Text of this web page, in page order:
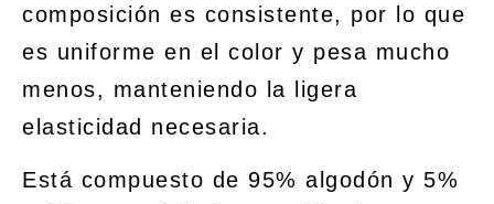
composición es consistente, por lo que
es uniforme en el color y pesa mucho
menos, manteniendo la ligera
elasticidad necesaria.
Está compuesto de 95% algodón y 5%